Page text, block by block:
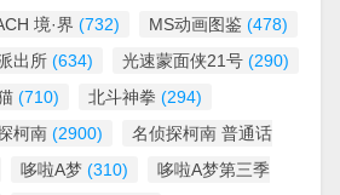
境·界 (732) MS动画图鉴 (478)
出所 (634) 光速蒙面侠21号 (290)
(710) 北斗神拳 (294)
柯南 (2900)
名侦探柯南 普通话
哆啦A梦 (310)
哆啦A梦第三季